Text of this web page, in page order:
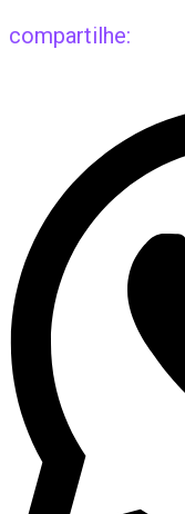
compartilhe: